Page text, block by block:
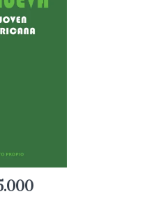
Rango